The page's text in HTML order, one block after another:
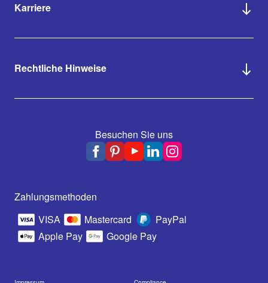
Karriere
Rechtliche Hinweise
Besuchen Sie uns
Zahlungsmethoden
VISA
Mastercard
PayPal
Apple Pay
Google Pay